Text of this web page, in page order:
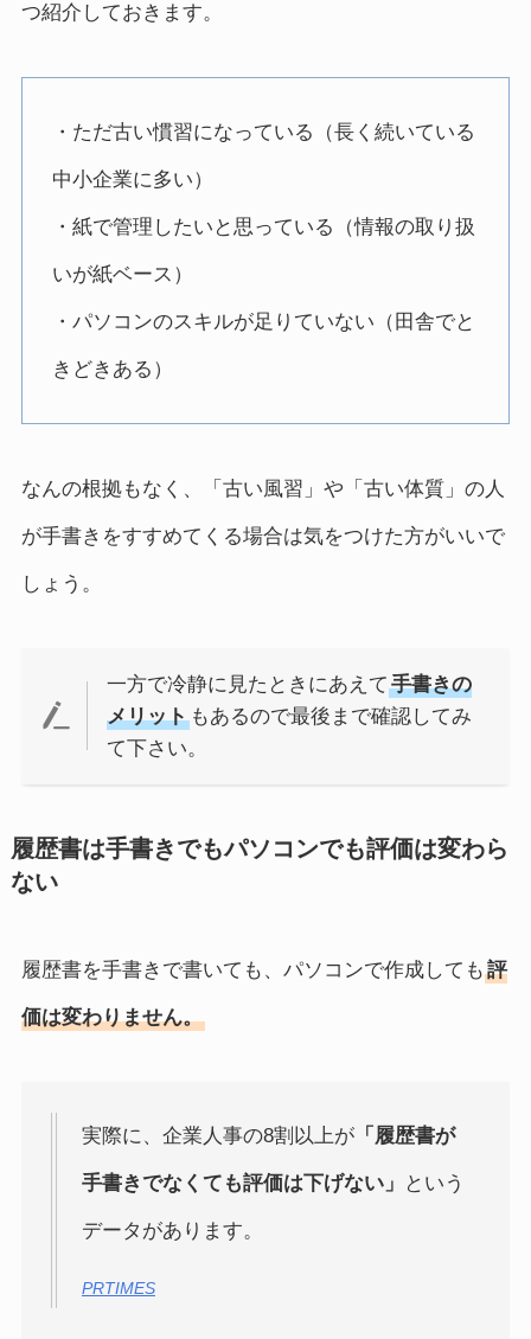
つ紹介しておきます。
・ただ古い慣習になっている（長く続いている
中小企業に多い）
・紙で管理したいと思っている（情報の取り扱
いが紙ベース）
・パソコンのスキルが足りていない（田舎でと
きどきある）
なんの根拠もなく、「古い風習」や「古い体質」の人
が手書きをすすめてくる場合は気をつけた方がいいで
しょう。
一方で冷静に見たときにあえて手書きの
メリット もあるので最後まで確認してみ
て下さい。
履歴書は手書きでもパソコンでも評価は変わら
ない
履歴書を手書きで書いても、パソコンで作成しても 評
価は変わりません。
実際に、企業人事の8割以上が「履歴書が
手書きでなくても評価は下げない」 という
データがあります。
PRTIMES